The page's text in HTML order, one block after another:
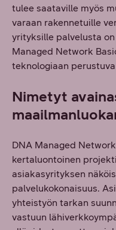
tulee saataville myös
varaan rakennetuille
yrityksille palvelusta
Managed Network
teknologiaan perustuva
Nimetyt
DNA Managed
kertaluontoinen
asiakasyrityksen
palvelukokonaisuus.
yhteistyön tarkan
vastuun